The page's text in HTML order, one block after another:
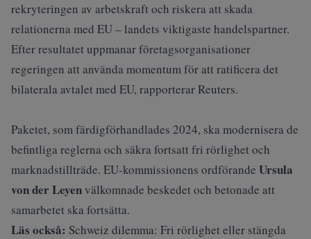
rekryteringen av arbetskraft och riskera att skada
relationerna med EU – landets viktigaste handelspartner.
Efter resultatet uppmanar företagsorganisationer
regeringen att använda momentum för att ratificera det
bilaterala avtalet med EU, rapporterarReuters.
Paketet, som färdigförhandlades 2024, ska modernisera de
befintliga reglerna och säkra fortsatt fri rörlighet och
marknadstillträde. EU‑kommissionens ordförande Ursula
von der Leyenvälkomnade beskedet och betonade att
samarbetet ska fortsätta.
Läs också: Schweiz dilemma: Fri rörlighet eller stängda